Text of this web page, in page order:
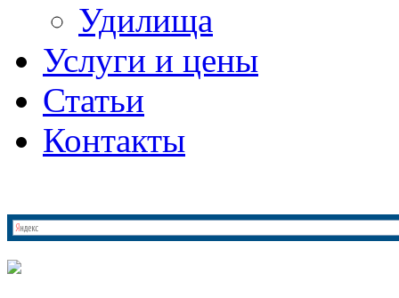
Удилища
Услуги и цены
Статьи
Контакты